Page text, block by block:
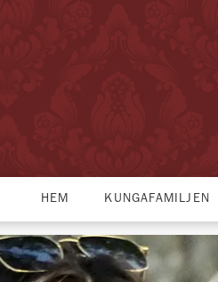
HEM KUNGAFAMILJEN